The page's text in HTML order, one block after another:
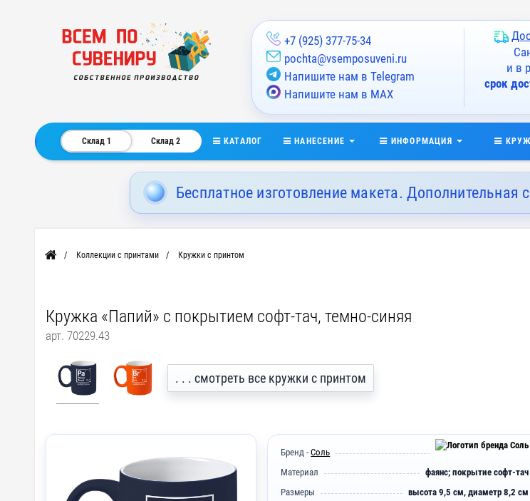
+7 (925) 377-75-34
pochta@vsemposuveni.ru
Напишите нам в Telegram
Напишите нам в MAX
и в
срок
Склад 1 Склад 2 КАТАЛОГ НАНЕСЕНИЕ ИНФОРМАЦИЯ
Бесплатное изготовление макета.
Главная Коллекции с принтами Кружки с принтом
Кружка «Папий» с покрытием софт-тач, темно-синяя
арт. 70229.43
. . . смотреть все кружки с принтом
Бренд -Соль
Материал
фаянс; покрытие софт-тач
Размеры
высота 9,5 см, диаметр 8,2 см